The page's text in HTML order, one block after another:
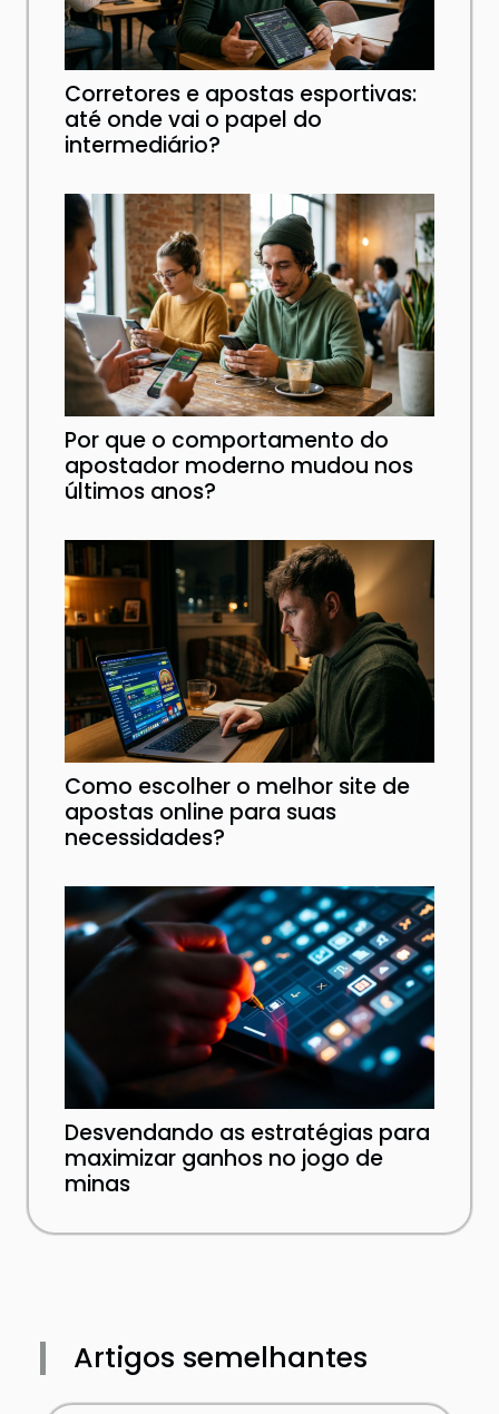
Corretores e apostas esportivas:
até onde vai o papel do
intermediário?
Por que o comportamento do
apostador moderno mudou nos
últimos anos?
Como escolher o melhor site de
apostas online para suas
necessidades?
Desvendando as estratégias para
maximizar ganhos no jogo de
minas
Artigos semelhantes